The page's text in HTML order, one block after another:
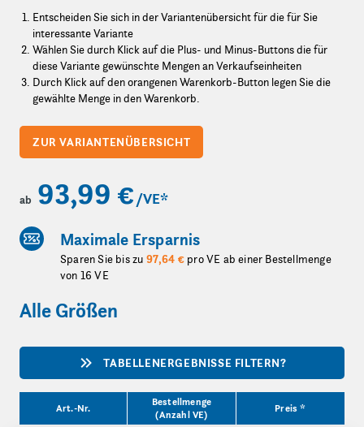
Entscheiden Sie sich in der Variantenübersicht für die für Sie
interessante Variante
Wählen Sie durch Klick auf die Plus- und Minus-Buttons die für
diese Variante gewünschte Mengen an Verkaufseinheiten
Durch Klick auf den orangenen Warenkorb-Button legen Sie die
gewählte Menge in den Warenkorb.
ZUR VARIANTENÜBERSICHT
ab 93,99 € /VE*
Maximale Ersparnis
Sparen Sie bis zu 97,64 € pro VE ab einer Bestellmenge
von 16 VE
Alle Größen
TABELLENERGEBNISSE FILTERN?
Art.-Nr.
Bestellmenge
(Anzahl VE)
Preis *